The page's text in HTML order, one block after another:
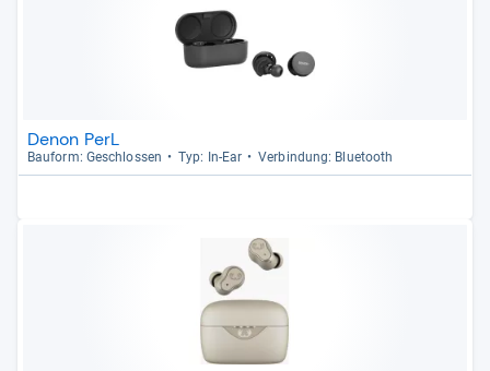
Denon PerL
Bau­form: Geschlos­sen Typ: In-​Ear Ver­bin­dung: Blue­tooth